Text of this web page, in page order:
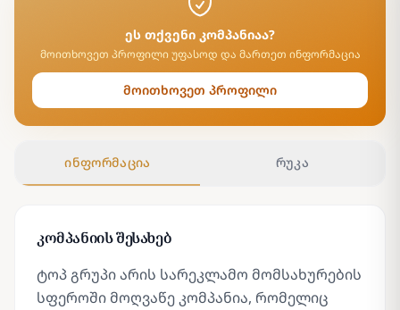
ეს თქვენი კომპანიაა?
მოითხოვეთ პროფილი უფასოდ და მართეთ ინფორმაცია
მოითხოვეთ პროფილი
ინფორმაცია რუკა
კომპანიის შესახებ
ტოპ გრუპი არის სარეკლამო მომსახურების
სფეროში მოღვაწე კომპანია, რომელიც